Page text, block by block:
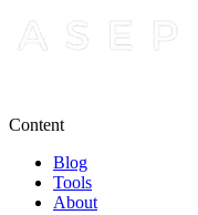
Content
Blog
Tools
About